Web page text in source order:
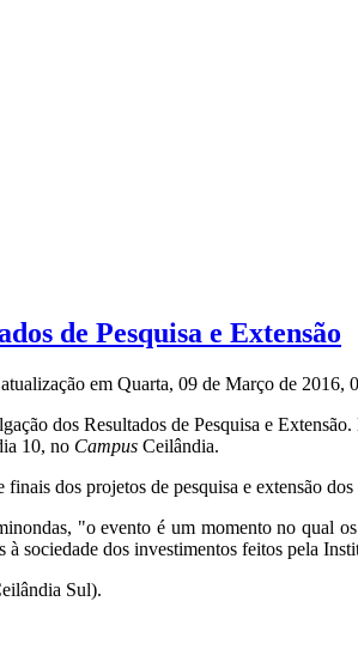
de Pesquisa e Extensão
em Quarta, 09 de Março de 2016,
dos Resultados de Pesquisa e
10, no Campus Ceilândia.
dos projetos de pesquisa e extensão
"o evento é um momento no qual
à sociedade dos investimentos feitos pela
Sul).